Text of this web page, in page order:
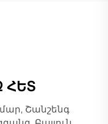
ՀԵՏ
Շանշենգ